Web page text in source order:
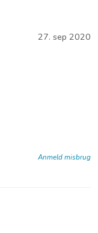
27. sep 2020
Anmeld misbrug